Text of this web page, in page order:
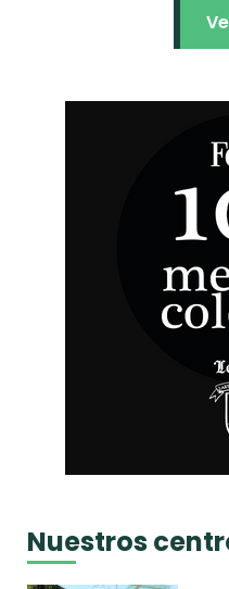
Nuestros